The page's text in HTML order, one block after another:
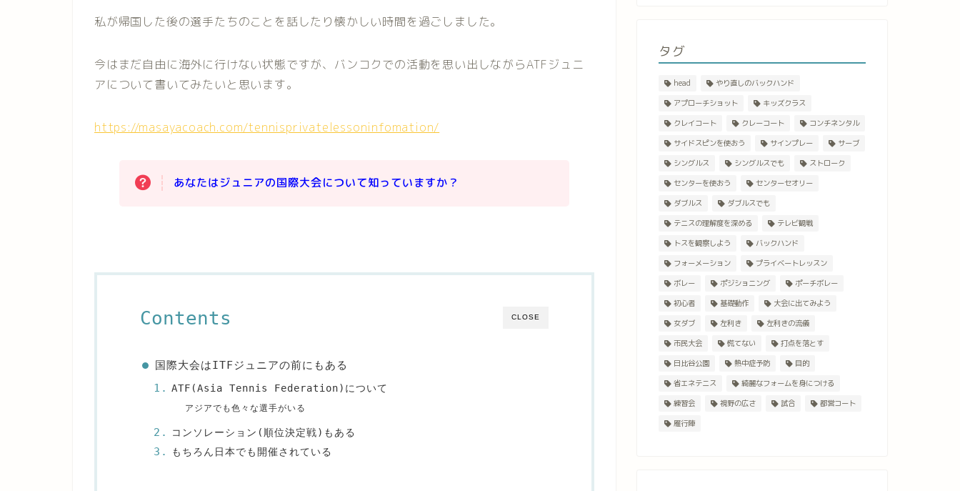
私が帰国した後の選手たちのことを話したり懐かしい時間を過ごしました。
今はまだ自由に海外に行けない状態ですが、バンコクでの活動を思い出しながらATFジュニ
アについて書いてみたいと思います。
https://masayacoach.com/tennisprivatelessoninfomation/
あなたはジュニアの国際大会について知っていますか？
CLOSE
Contents
国際大会はITFジュニアの前にもある
ATF(Asia Tennis Federation)について
アジアでも色々な選手がいる
コンソレーション(順位決定戦)もある
もちろん日本でも開催されている
タグ
head
やり直しのバックハンド
アプローチショット
キッズクラス
クレイコート
クレーコート
コンチネンタル
サイドスピンを使おう
サインプレー
サーブ
シングルス
シングルスでも
ストローク
センターを使おう
センターセオリー
ダブルス
ダブルスでも
テニスの理解度を深める
テレビ観戦
トスを観察しよう
バックハンド
フォーメーション
プライベートレッスン
ボレー
ポジショニング
ポーチボレー
初心者
基礎動作
大会に出てみよう
女ダブ
左利き
左利きの流儀
市民大会
慌てない
打点を落とす
日比谷公園
熱中症予防
目的
省エネテニス
綺麗なフォームを身につける
練習会
視野の広さ 試合
都営コート
雁行陣